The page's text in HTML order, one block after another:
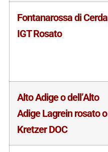
Fontanarossa di Cerda
IGT Rosato
Alto Adige o dell’Alto
Adige Lagrein rosato o
Kretzer DOC